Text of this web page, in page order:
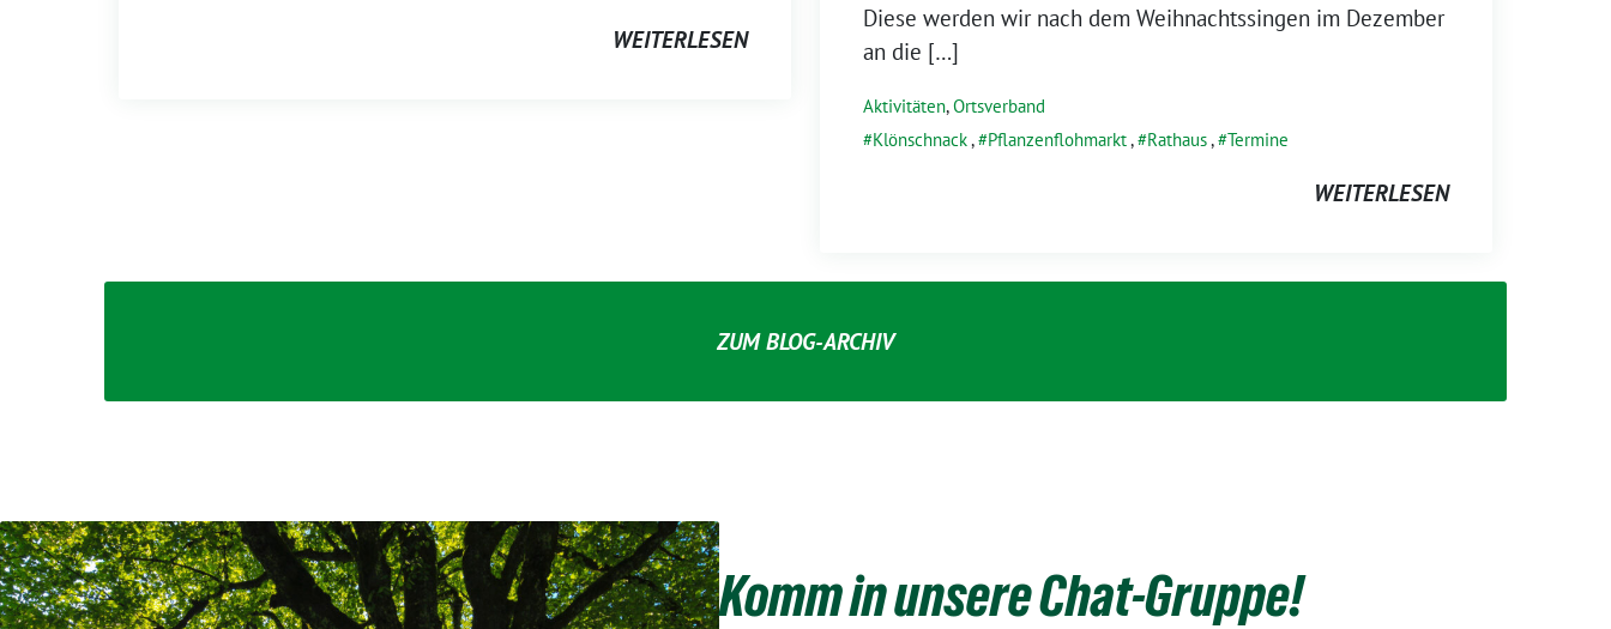
WEITERLESEN
Diese werden wir nach dem Weihnachtssingen im Dezember
an die […]
Aktivitäten,Ortsverband
Klönschnack, Pflanzenflohmarkt, Rathaus, Termine
WEITERLESEN
ZUM BLOG-ARCHIV
Komm in unsere Chat-Gruppe!